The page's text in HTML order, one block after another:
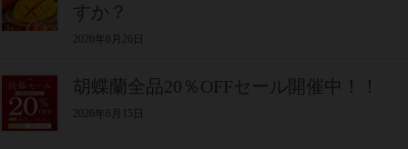
すか？
2026年6月26日
胡蝶蘭全品20％OFFセール開催中！！
2026年6月15日